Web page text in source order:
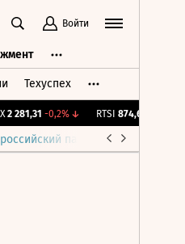
Войти
Техуспех
2 281,31 -0,2%↓ RTSI 874,64
парламент